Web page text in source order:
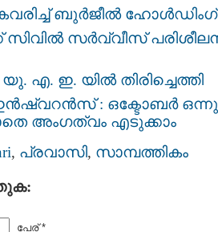
കൈവരിച്ച് ബുര്‍ജീല്‍
സിവിൽ സർവ്വീസ്
എ. ഇ. യിൽ തിരിച്ചെത്തി
: ഒക്ടോബർ ഒന്നു
അംഗത്വം എടുക്കാം
, പ്രവാസി, സാമ്പത്തികം
പേര് *